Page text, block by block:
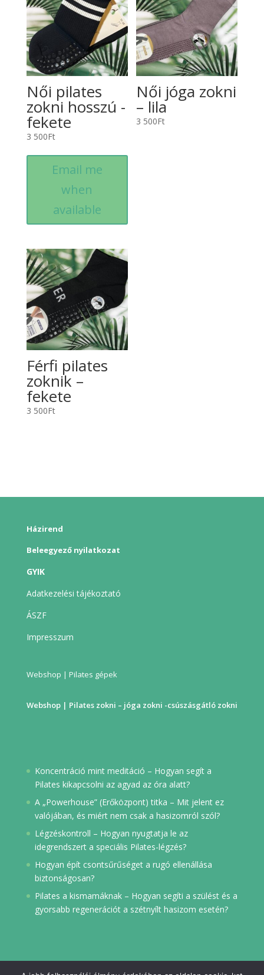
Női pilates
zokni hosszú -
fekete
3 500Ft
Email me
when
available
Női jóga zokni
– lila
3 500Ft
Férfi pilates
zoknik –
fekete
3 500Ft
Házirend
Beleegyező nyilatkozat
GYIK
Adatkezelési tájékoztató
ÁSZF
Impresszum
Webshop | Pilates gépek
Webshop | Pilates zokni – jóga zokni -csúszásgátló zokni
Koncentráció mint meditáció – Hogyan segít a
Pilates kikapcsolni az agyad az óra alatt?
A „Powerhouse” (Erőközpont) titka – Mit jelent ez
valójában, és miért nem csak a hasizomról szól?
Légzéskontroll – Hogyan nyugtatja le az
idegrendszert a speciális Pilates-légzés?
Hogyan épít csontsűrűséget a rugó ellenállása
biztonságosan?
Pilates a kismamáknak – Hogyan segíti a szülést és a
gyorsabb regenerációt a szétnyílt hasizom esetén?